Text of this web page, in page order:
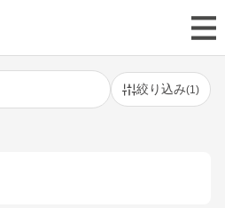
絞り込み(1 )